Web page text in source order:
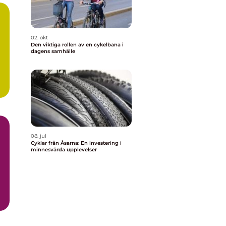
02. okt
Den viktiga rollen av en cykelbana i
dagens samhälle
08. jul
Cyklar från Åsarna: En investering i
minnesvärda upplevelser